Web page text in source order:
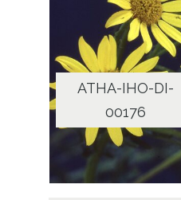
ATHA-IHO-DI-
00176